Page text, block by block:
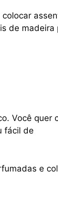
de madeira
Você quer
fácil de
e